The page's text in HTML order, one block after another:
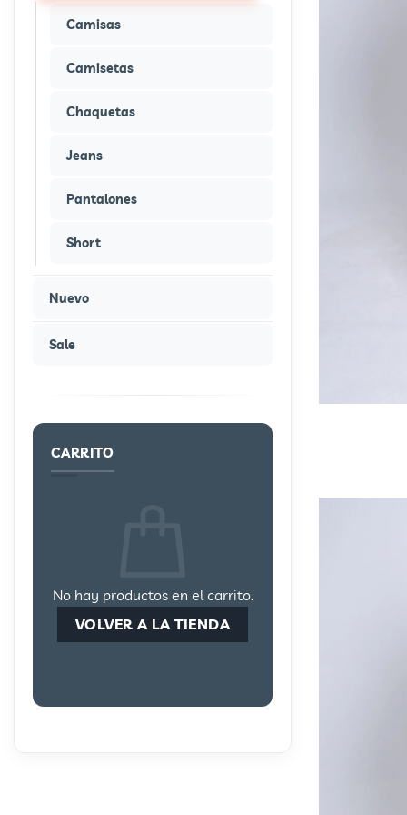
Camisas
Camisetas
Chaquetas
Jeans
Pantalones
Short
Nuevo
Sale
CARRITO
No hay productos en el carrito.
VOLVER A LA TIENDA